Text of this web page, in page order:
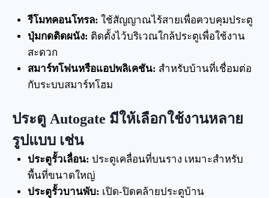
รีโมทคอนโทรล: ใช้สัญญาณไร้สายเพื่อควบคุมประตู
ปุ่มกดติดผนัง: ติดตั้งไว้บริเวณใกล้ประตูเพื่อใช้งาน
สะดวก
สมาร์ทโฟนหรือแอปพลิเคชัน: สำหรับบ้านที่เชื่อมต่อ
กับระบบสมาร์ทโฮม
ประตู Autogate มีให้เลือกใช้งานหลาย
รูปแบบ เช่น
ประตูรั้วเลื่อน: ประตูเคลื่อนที่บนราง เหมาะสำหรับ
พื้นที่ขนาดใหญ่
ประตูรั้วบานพับ: เปิด-ปิดคล้ายประตูบ้าน